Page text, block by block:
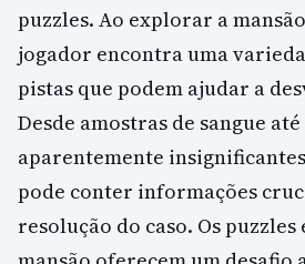
puzzles. Ao explorar a
jogador encontra uma
pistas que podem ajudar a
Desde amostras de sangue
aparentemente
pode conter informações
resolução do caso. Os